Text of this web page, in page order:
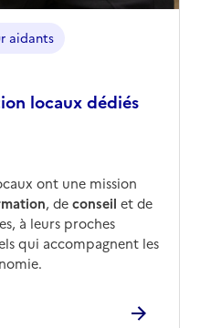
locaux dédiés
aidants
ont une mission
, de conseil et de
à leurs proches
qui accompagnent les